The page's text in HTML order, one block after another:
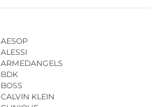
AESOP
ALESSI
ARMEDANGELS
BDK
BOSS
CALVIN KLEIN